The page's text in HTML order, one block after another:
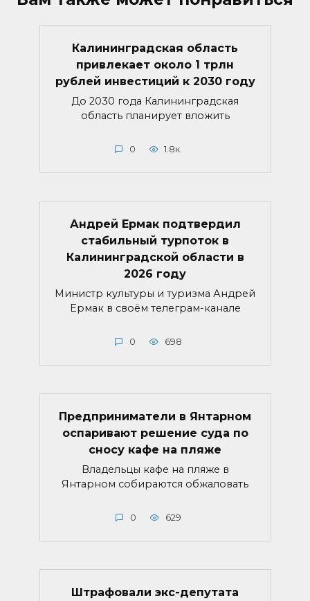
Калининградская область
привлекает около 1 трлн
рублей инвестиций к 2030 году
До 2030 года Калининградская
область планирует вложить
0 1.8к.
Андрей Ермак подтвердил
стабильный турпоток в
Калининградской области в
2026 году
Министр культуры и туризма Андрей
Ермак в своём телеграм-канале
0 698
Предприниматели в Янтарном
оспаривают решение суда по
сносу кафе на пляже
Владельцы кафе на пляже в
Янтарном собираются обжаловать
0 629
Штрафовали экс-депутата